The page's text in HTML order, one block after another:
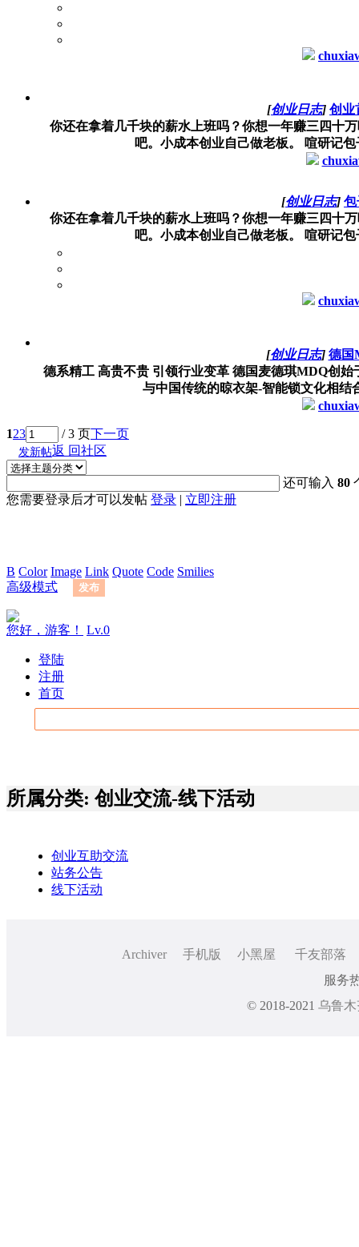
[创业日志] 创业
你还在拿着几千块的薪水上班吗？你想一年赚三四十
吧。小成本创业自己做老板。 喧研记
[创业日志] 包
你还在拿着几千块的薪水上班吗？你想一年赚三四十
吧。小成本创业自己做老板。 喧研记
[创业日志] 德国
德系精工 高贵不贵 引领行业变革 德国麦德琪MDQ创
与中国传统的晾衣架-智能锁文化相结
123 / 3 页下一页
返 回社区
发新帖
还可输入80
您需要登录后才可以发帖 登录 | 立即注册
B Color Image Link Quote Code Smilies
高级模式
发布
您好，游客！ Lv.0
登陆
注册
首页
所属分类: 创业交流-线下活动
创业互助交流
站务公告
线下活动
Archiver 手机版 小黑屋
千友部落
服务
© 2018-2021 乌鲁